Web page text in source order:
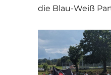
die Blau-Weiß